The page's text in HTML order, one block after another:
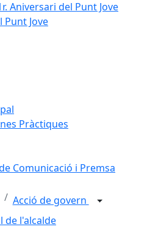
Aniversari del Punt Jove
Punt Jove
Pràctiques
Comunicació i Premsa
Acció de govern
de l'alcalde